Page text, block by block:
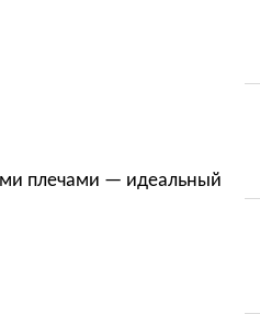
плечами — идеальный